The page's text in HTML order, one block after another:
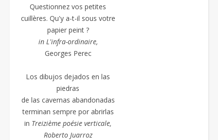
Questionnez vos petites
cuillères. Qu'y a-t-il sous votre
papier peint ?
in L'infra-ordinaire,
Georges Perec
Los dibujos dejados en las
piedras
de las cavernas abandonadas
terminan sempre por abrirlas
in Treizième poésie verticale,
Roberto Juarroz